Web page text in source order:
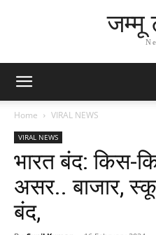
जम्मू
Home VIRAL NEWS
VIRAL NEWS
भारत बंद: किस-
असर.. बाजार,
बंद,